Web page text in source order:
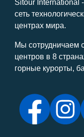
Sitour International
сеть
центрах мира.
Мы сотрудничаем
центров в 8
горные курорты,